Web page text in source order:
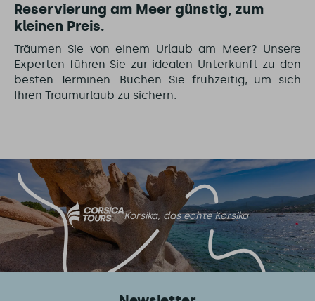
Reservierung am Meer günstig, zum
kleinen Preis.
Träumen Sie von einem Urlaub am Meer? Unsere
Experten führen Sie zur idealen Unterkunft zu den
besten Terminen. Buchen Sie frühzeitig, um sich
Ihren Traumurlaub zu sichern.
Korsika, das echte Korsika